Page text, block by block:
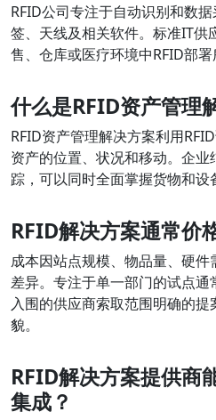
RFID公司专注于自动识别和数
签、天线及相关软件。标准IT供
售、仓库或医疗环境中RFID部署
什么是RFID资产管理
RFID资产管理解决方案利用
资产的位置、状况和移动。企
踪，可以同时全面掌握货物和设
RFID解决方案通常价
成本因站点规模、物品量、硬
差异。专注于单一部门的试点
入围的供应商索取范围明确的
貌。
RFID解决方案提供商
集成？